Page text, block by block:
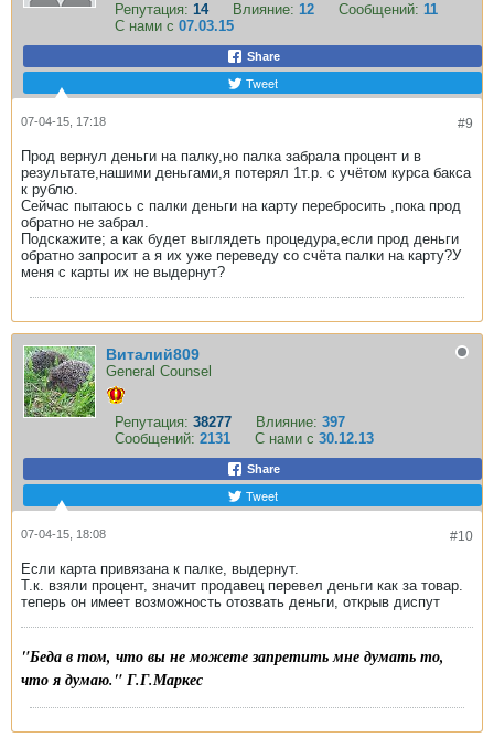
Репутация: 14 Влияние: 12 Сообщений: 11
С нами с 07.03.15
Share
Tweet
#9
07-04-15, 17:18
Прод вернул деньги на палку,но палка забрала процент и в
результате,нашими деньгами,я потерял 1т.р. с учётом курса бакса
к рублю.
Сейчас пытаюсь с палки деньги на карту перебросить ,пока прод
обратно не забрал.
Подскажите; а как будет выглядеть процедура,если прод деньги
обратно запросит а я их уже переведу со счёта палки на карту?У
меня с карты их не выдернут?
Виталий809
General Counsel
Репутация: 38277 Влияние: 397
Сообщений: 2131 С нами с 30.12.13
Share
Tweet
#10
07-04-15, 18:08
Если карта привязана к палке, выдернут.
Т.к. взяли процент, значит продавец перевел деньги как за товар.
теперь он имеет возможность отозвать деньги, открыв диспут
"Беда в том, что вы не можете запретить мне думать то,
что я думаю." Г.Г.Маркес